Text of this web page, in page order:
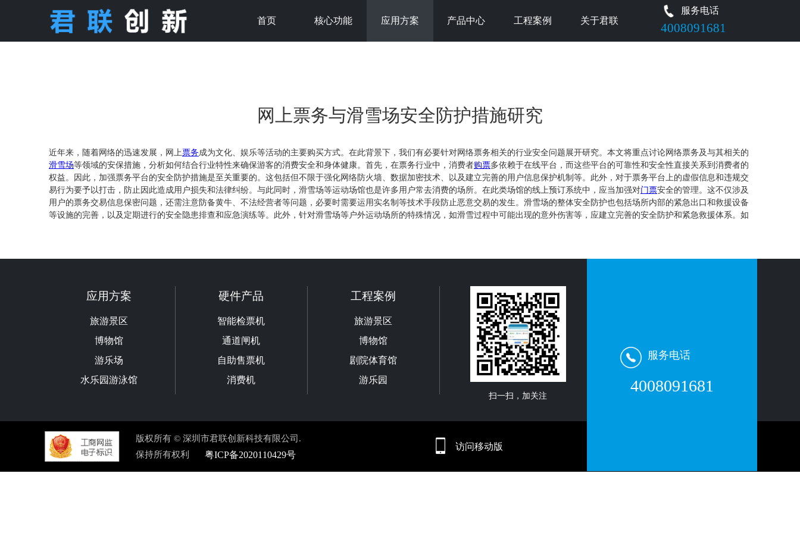
首页 核心功能 应用方案 产品中心 工程案例 关于君联
服务电话
4008091681
网上票务与滑雪场安全防护措施研究
近年来，随着网络的迅速发展，网上票务成为文化、娱乐等活动的主要购买方式。在此背景下，我们有必要针对网络票务相关的行业安全问题展开研究。本文将重点讨论网络票务及与其相关的
滑雪场等领域的安保措施，分析如何结合行业特性来确保游客的消费安全和身体健康。首先，在票务行业中，消费者购票多依赖于在线平台，而这些平台的可靠性和安全性直接关系到消费者的
权益。因此，加强票务平台的安全防护措施是至关重要的。这包括但不限于强化网络防火墙、数据加密技术、以及建立完善的用户信息保护机制等。此外，对于票务平台上的虚假信息和违规交
易行为要予以打击，防止因此造成用户损失和法律纠纷。与此同时，滑雪场等运动场馆也是许多用户常去消费的场所。在此类场馆的线上预订系统中，应当加强对门票安全的管理。这不仅涉及
用户的票务交易信息保密问题，还需注意防备黄牛、不法经营者等问题，必要时需要运用实名制等技术手段防止恶意交易的发生。滑雪场的整体安全防护也包括场所内部的紧急出口和救援设备
等设施的完善，以及定期进行的安全隐患排查和应急演练等。此外，针对滑雪场等户外运动场所的特殊情况，如滑雪过程中可能出现的意外伤害等，应建立完善的安全防护和紧急救援体系。如
上一篇: 景区智慧检票系统及其一卡通应用研究 下一篇: 安全防护行业中的门票系统——最新动态与技术探讨
应用方案
旅游景区
博物馆
游乐场
水乐园游泳馆
硬件产品
智能检票机
通道闸机
自助售票机
消费机
工程案例
旅游景区
博物馆
剧院体育馆
游乐园
扫一扫，加关注
4008091681
版权所有 © 深圳市君联创新科技有限公司.
保持所有权利
访问移动版
服务电话
粤ICP备2020110429号